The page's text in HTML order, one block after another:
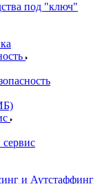
под "ключ"
сервис
и Аутстаффинг